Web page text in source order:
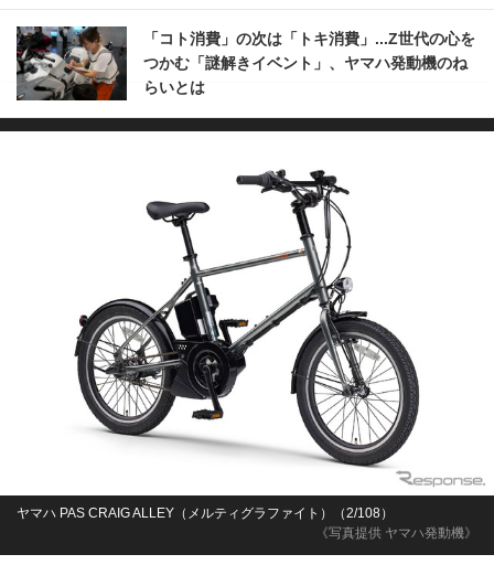
「コト消費」の次は「トキ消費」...Z世代の心を
つかむ「謎解きイベント」、ヤマハ発動機のね
らいとは
《写真提供 ヤマハ発動機》
ヤマハ PAS CRAIG ALLEY（メルティグラファイト）（2/108）